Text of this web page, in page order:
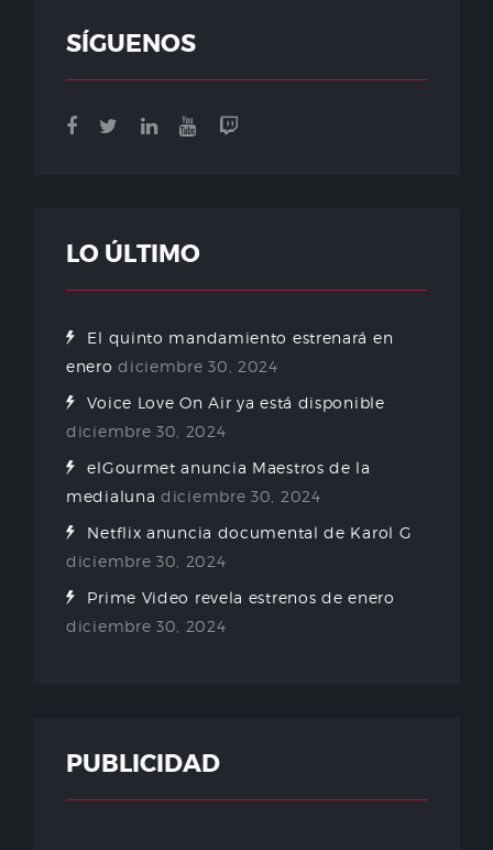
SÍGUENOS
LO ÚLTIMO
El quinto mandamiento estrenará en
enero diciembre 30, 2024
Voice Love On Air ya está disponible
diciembre 30, 2024
elGourmet anuncia Maestros de la
medialuna diciembre 30, 2024
Netflix anuncia documental de Karol G
diciembre 30, 2024
Prime Video revela estrenos de enero
diciembre 30, 2024
PUBLICIDAD